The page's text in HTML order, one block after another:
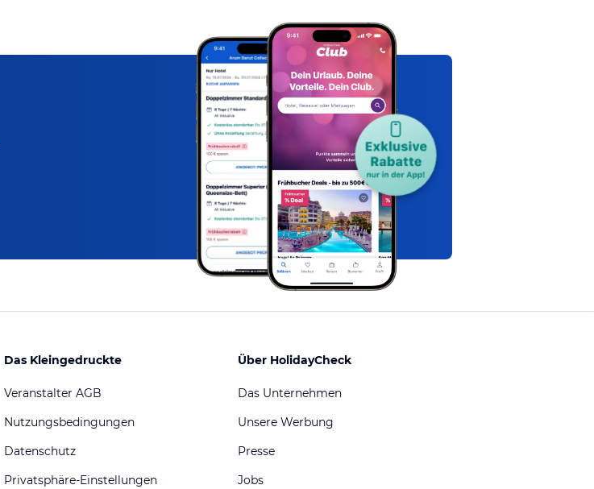
Das Kleingedruckte
Veranstalter AGB
Nutzungsbedingungen
Datenschutz
Privatsphäre-Einstellungen
Über HolidayCheck
Das Unternehmen
Unsere Werbung
Presse
Jobs